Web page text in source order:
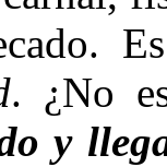
. ¿No
y